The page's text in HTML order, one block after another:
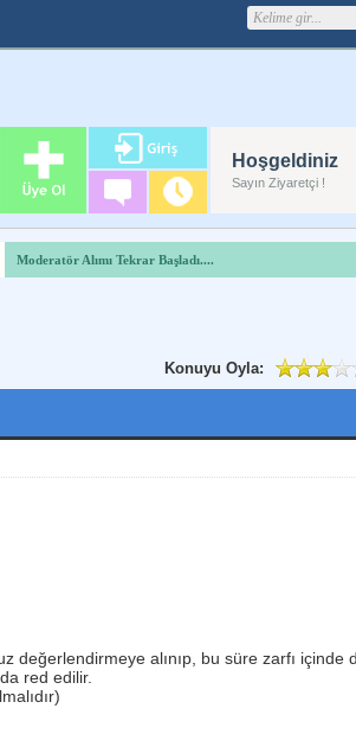
Hoşgeldiniz
Sayın Ziyaretçi !
Forum
Reklam Alanı
Moderatör Alımı Tekrar Başladı....
Konuyu Oyla:
değerlendirmeye alınıp, bu süre zarfı içinde
red edilir.